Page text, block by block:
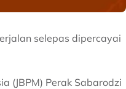
selepas dipercayai
(JBPM) Perak Sabarodzi